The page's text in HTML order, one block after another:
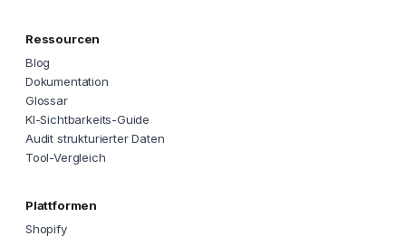
Ressourcen
Blog
Dokumentation
Glossar
KI-Sichtbarkeits-Guide
Audit strukturierter Daten
Tool-Vergleich
Plattformen
Shopify